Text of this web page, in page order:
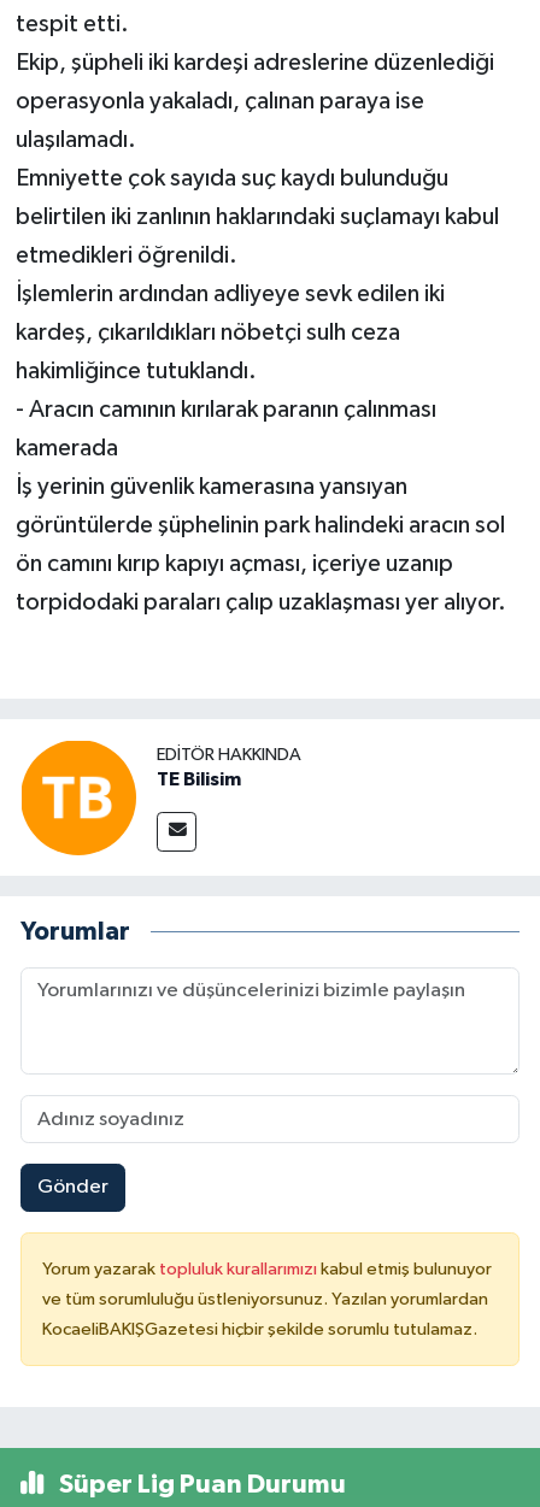
tespit etti.
Ekip, şüpheli iki kardeşi adreslerine düzenlediği
operasyonla yakaladı, çalınan paraya ise
ulaşılamadı.
Emniyette çok sayıda suç kaydı bulunduğu
belirtilen iki zanlının haklarındaki suçlamayı kabul
etmedikleri öğrenildi.
İşlemlerin ardından adliyeye sevk edilen iki
kardeş, çıkarıldıkları nöbetçi sulh ceza
hakimliğince tutuklandı.
- Aracın camının kırılarak paranın çalınması
kamerada
İş yerinin güvenlik kamerasına yansıyan
görüntülerde şüphelinin park halindeki aracın sol
ön camını kırıp kapıyı açması, içeriye uzanıp
torpidodaki paraları çalıp uzaklaşması yer alıyor.
EDITÖR HAKKINDA
TE Bilisim
Yorumlar
Gönder
Yorum yazarak topluluk kurallarımızı kabul etmiş bulunuyor
ve tüm sorumluluğu üstleniyorsunuz. Yazılan yorumlardan
KocaeliBAKIŞGazetesi hiçbir şekilde sorumlu tutulamaz.
Süper Lig Puan Durumu